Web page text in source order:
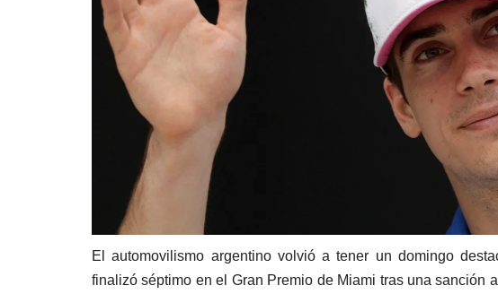
El automovilismo argentino volvió a tener un domingo
finalizó séptimo en el Gran Premio de Miami tras una sanción